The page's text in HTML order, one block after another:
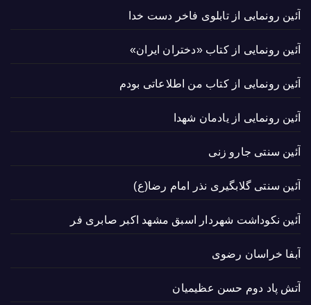
آئین رونمایی از تابلوی فاخر دست خدا
آئین رونمایی از کتاب «دختران ایران»
آئین رونمایی از کتاب من اطلاعاتی بودم
آئین رونمایی از یادمان شهدا
آئین سنتی جارو زنی
آئین سنتی گلابگیری نذر امام رضا(ع)
آئین نکوداشت شهردار اسبق مشهد اکبر صابری فر
آبفا خراسان رضوی
آتش پاد دوم حسن عظیمیان